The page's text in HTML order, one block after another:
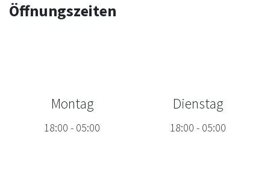
Öffnungszeiten
Montag
18:00 - 05:00
Dienstag
18:00 - 05:00